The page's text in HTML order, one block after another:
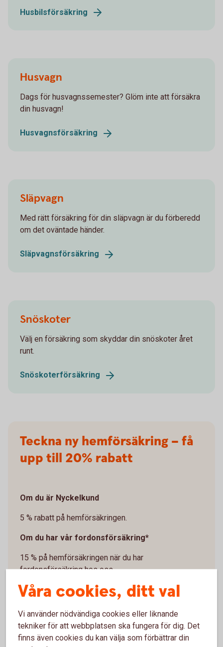
Husbilsförsäkring
Husvagn
Dags för husvagnssemester? Glöm inte att försäkra
din husvagn!
Husvagnsförsäkring
Släpvagn
Med rätt försäkring för din släpvagn är du förberedd
om det oväntade händer.
Släpvagnsförsäkring
Snöskoter
Välj en försäkring som skyddar din snöskoter året
runt.
Snöskoterförsäkring
Teckna ny hemförsäkring – få
upp till 20% rabatt
Om du är Nyckelkund
5 % rabatt på hemförsäkringen.
Om du har vår fordonsförsäkring*
15 % på hemförsäkringen när du har
fordonsförsäkring hos oss.
Exempel: Som Nyckelkund med bilförsäkring får du
20 % rabatt om du tecknar ny hemförsäkring.
Rabatten visas när du är inloggad i internetbank eller
app och klickar på ”Se pris”.
*Rabatten gäller när du köper försäkringen Villahem,
Våra cookies, ditt val
Vi använder nödvändiga cookies eller liknande
tekniker för att webbplatsen ska fungera för dig. Det
finns även cookies du kan välja som förbättrar din